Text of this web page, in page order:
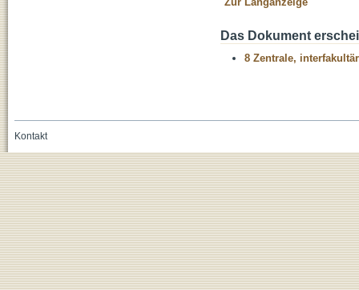
Das Dokument
8 Zentrale,
Kontakt